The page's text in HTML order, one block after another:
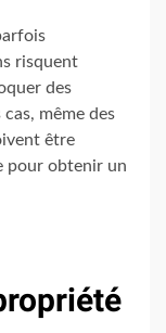
risquent
des
même des
être
pour obtenir un